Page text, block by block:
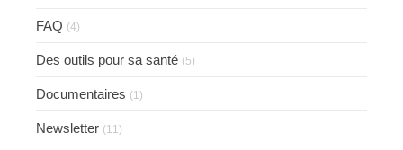
FAQ (4)
Des outils pour sa santé (5)
Documentaires (1)
Newsletter (11)